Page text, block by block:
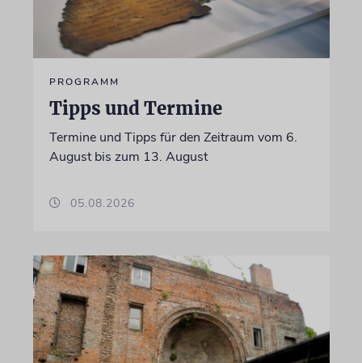
PROGRAMM
Tipps und Termine
Termine und Tipps für den Zeitraum vom 6.
August bis zum 13. August
05.08.2026